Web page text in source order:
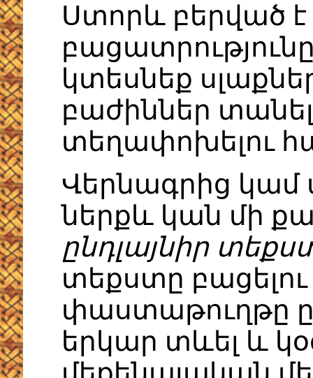
Ստորև բերված
կտեսնեք
բաժիններ
տեղափոխելու
Վերնագրից կամ
ներքև կան մի
ընդլայնիր
տեքստը
փաստաթուղթը
երկար տևել և